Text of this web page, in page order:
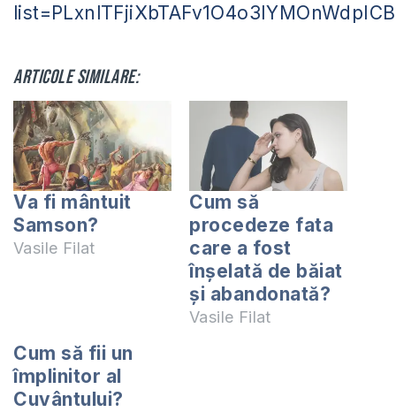
Articole similare:
Va fi mântuit
Samson?
Vasile Filat
Cum să
procedeze fata
care a fost
înşelată de băiat
şi abandonată?
Vasile Filat
Cum să fii un
împlinitor al
Cuvântului?